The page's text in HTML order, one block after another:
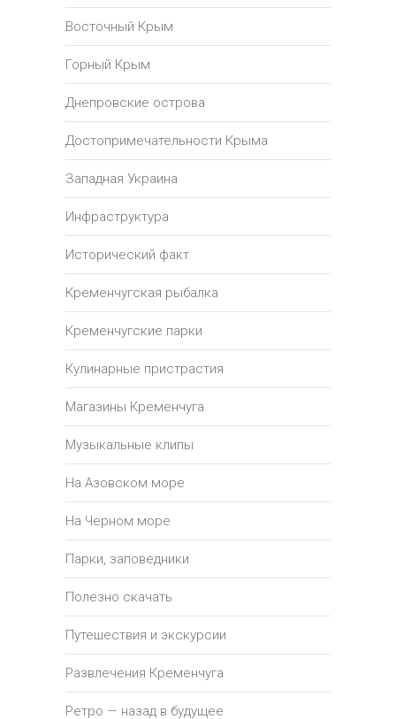
Восточный Крым
Горный Крым
Днепровские острова
Достопримечательности Крыма
Западная Украина
Инфраструктура
Исторический факт
Кременчугская рыбалка
Кременчугские парки
Кулинарные пристрастия
Магазины Кременчуга
Музыкальные клипы
На Азовском море
На Черном море
Парки, заповедники
Полезно скачать
Путешествия и экскурсии
Развлечения Кременчуга
Ретро — назад в будущее